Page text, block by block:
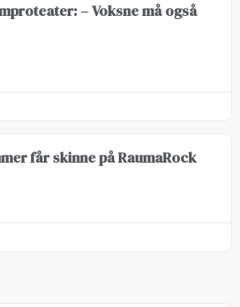
– Voksne må også
får skinne på RaumaRock